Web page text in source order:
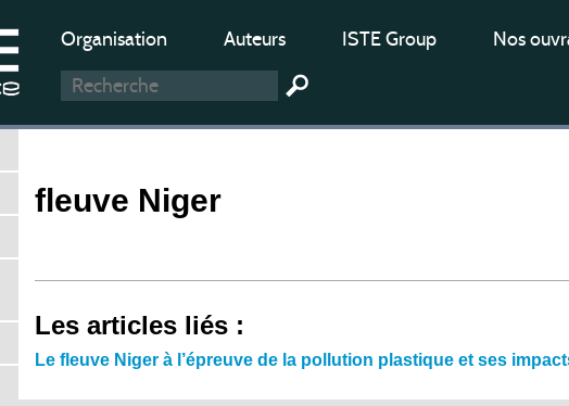
Organisation Auteurs ISTE Group Nos
fleuve Niger
Les articles liés :
Le fleuve Niger à l’épreuve de la pollution plastique et ses